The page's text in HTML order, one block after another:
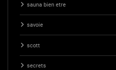
sauna bien etre
savoie
scott
secrets